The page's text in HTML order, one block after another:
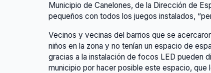
Municipio de Canelones, de la Dirección de
pequeños con todos los juegos instalados,
Vecinos y vecinas del barrios que se
niños en la zona y no tenían un espacio de
gracias a la instalación de focos LED pueden
municipio por hacer posible este espacio,